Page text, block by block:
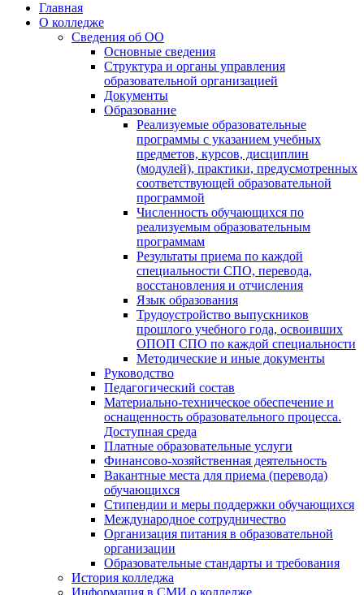
Главная
О колледже
Сведения об ОО
Основные сведения
Структура и органы управления
образовательной организацией
Документы
Образование
Реализуемые образовательные
программы с указанием учебных
предметов, курсов, дисциплин
(модулей), практики, предусмотренных
соответствующей образовательной
программой
Численность обучающихся по
реализуемым образовательным
программам
Результаты приема по каждой
специальности СПО, перевода,
восстановления и отчисления
Язык образования
Трудоустройство выпускников
прошлого учебного года, освоивших
ОПОП СПО по каждой специальности
Методические и иные документы
Руководство
Педагогический состав
Материально-техническое обеспечение и
оснащенность образовательного процесса.
Доступная среда
Платные образовательные услуги
Финансово-хозяйственная деятельность
Вакантные места для приема (перевода)
обучающихся
Стипендии и меры поддержки обучающихся
Международное сотрудничество
Организация питания в образовательной
организации
Образовательные стандарты и требования
История колледжа
Информация в СМИ о колледже